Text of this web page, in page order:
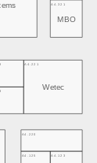
A4.125 A4.123
A4.220
A4.221
Wetec
A4.321
MBO